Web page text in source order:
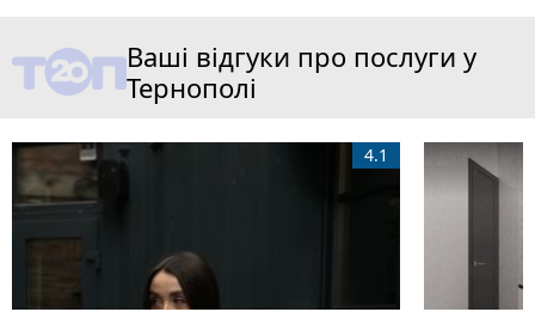
Ваші відгуки про послуги у
Тернополі
4.1